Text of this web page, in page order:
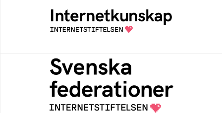
Samlad kunskap som hjälper dig att bli en
säker och medveten internetanvändare
Svenska federationer
Grunden för medlemskap i en sektors- eller
kontextspecifik federation